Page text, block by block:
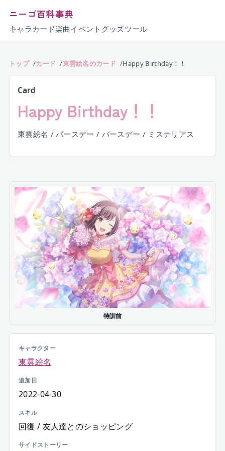
ニーゴ百科事典
キャラ カード楽曲イベント グッズツール
トップ カード 東雲絵名のカード Happy Birthday！！
Card
Happy Birthday！！
東雲絵名 / バースデー / バースデー / ミステリアス
特訓前
キャラクター
東雲絵名
追加日
2022-04-30
スキル
回復 / 友人達とのショッピング
サイドストーリー